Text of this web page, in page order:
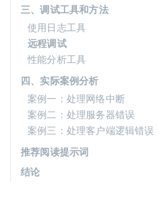
三、调试工具和方法
使用日志工具
远程调试
性能分析工具
四、实际案例分析
案例一：处理网络中断
案例二：处理服务器错误
案例三：处理客户端逻辑错误
推荐阅读提示词
结论